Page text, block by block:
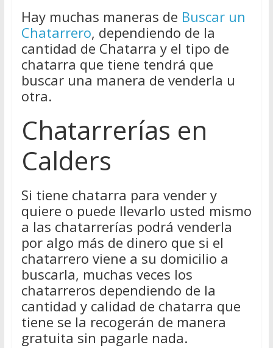
Hay muchas maneras de Buscar un
Chatarrero, dependiendo de la
cantidad de Chatarra y el tipo de
chatarra que tiene tendrá que
buscar una manera de venderla u
otra.
Chatarrerías en
Calders
Si tiene chatarra para vender y
quiere o puede llevarlo usted mismo
a las chatarrerías podrá venderla
por algo más de dinero que si el
chatarrero viene a su domicilio a
buscarla, muchas veces los
chatarreros dependiendo de la
cantidad y calidad de chatarra que
tiene se la recogerán de manera
gratuita sin pagarle nada.